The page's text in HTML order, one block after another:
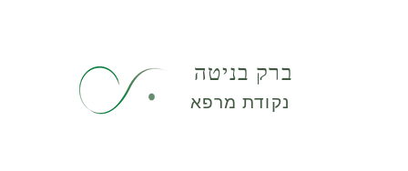
ברק בניטה
נקודת מרפא